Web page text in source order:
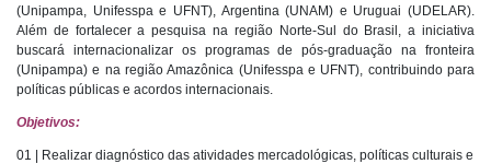
(Unipampa, Unifesspa e UFNT), Argentina (UNAM) e Uruguai (UDELAR).
Além de fortalecer a pesquisa na região Norte-Sul do Brasil, a iniciativa
buscará internacionalizar os programas de pós-graduação na fronteira
(Unipampa) e na região Amazônica (Unifesspa e UFNT), contribuindo para
políticas públicas e acordos internacionais.
Objetivos:
01 | Realizar diagnóstico das atividades mercadológicas, políticas culturais e